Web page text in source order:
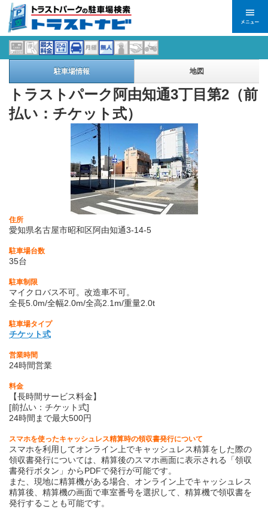
駐車場情報 地図
トラストパーク阿由知通3丁目第2（前
払い：チケット式）
住所
愛知県名古屋市昭和区阿由知通3-14-5
駐車場台数
35台
駐車制限
マイクロバス不可。改造車不可。
全長5.0m/全幅2.0m/全高2.1m/重量2.0t
駐車場タイプ
チケット式
営業時間
24時間営業
料金
【長時間サービス料金】
[前払い：チケット式]
24時間まで最大500円
スマホを使ったキャッシュレス精算時の領収書発行について
スマホを利用してオンライン上でキャッシュレス精算をした際の
領収書発行については、精算後のスマホ画面に表示される「領収
書発行ボタン」からPDFで発行が可能です。
また、現地に精算機がある場合、オンライン上でキャッシュレス
精算後、精算機の画面で車室番号を選択して、精算機で領収書を
発行することも可能です。